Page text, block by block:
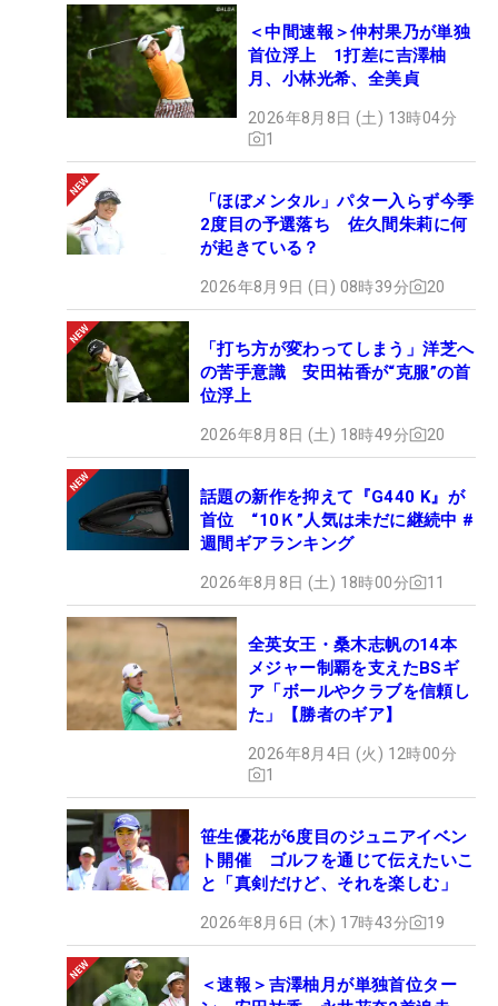
＜中間速報＞仲村果乃が単独
首位浮上 1打差に吉澤柚
月、小林光希、全美貞
2026年8月8日 (土) 13時04分
1
「ほぼメンタル」パター入らず今季
2度目の予選落ち 佐久間朱莉に何
が起きている？
2026年8月9日 (日) 08時39分 20
「打ち方が変わってしまう」洋芝へ
の苦手意識 安田祐香が“克服”の首
位浮上
2026年8月8日 (土) 18時49分 20
話題の新作を抑えて『G440 K』が
首位 “10Ｋ”人気は未だに継続中 #
週間ギアランキング
2026年8月8日 (土) 18時00分 11
全英女王・桑木志帆の14本
メジャー制覇を支えたBSギ
ア「ボールやクラブを信頼し
た」【勝者のギア】
2026年8月4日 (火) 12時00分
1
笹生優花が6度目のジュニアイベン
ト開催 ゴルフを通じて伝えたいこ
と「真剣だけど、それを楽しむ」
2026年8月6日 (木) 17時43分 19
＜速報＞吉澤柚月が単独首位ター